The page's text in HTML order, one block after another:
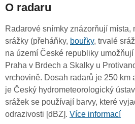
O radaru
Radarové snímky znázorňují místa,
srážky (přeháňky, bouřky, trvalé
na území České republiky
Praha v Brdech a Skalky u
vrchovině. Dosah radarů je 250 km
je Český hydrometeorologický
srážek se používají barvy, které
odrazivosti [dBZ]. Více informací